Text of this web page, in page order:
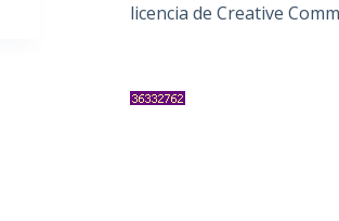
licencia de Creative